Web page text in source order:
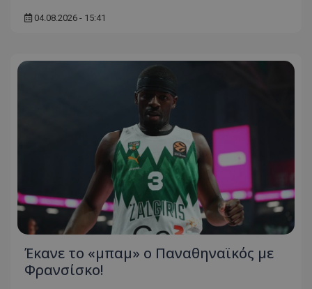
04.08.2026 - 15:41
Έκανε το «μπαμ» ο Παναθηναϊκός με
Φρανσίσκο!